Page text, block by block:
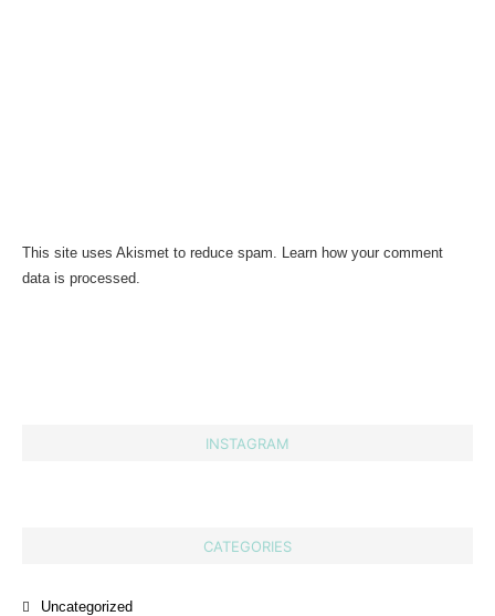
This site uses Akismet to reduce spam. Learn how your comment
data is processed.
INSTAGRAM
CATEGORIES
Uncategorized